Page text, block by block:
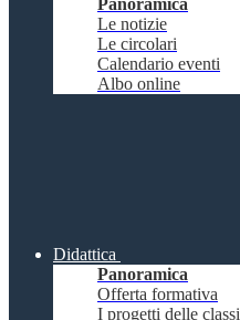
Panoramica
Le notizie
Le circolari
Calendario eventi
Albo online
Didattica
Panoramica
Offerta formativa
I progetti delle classi